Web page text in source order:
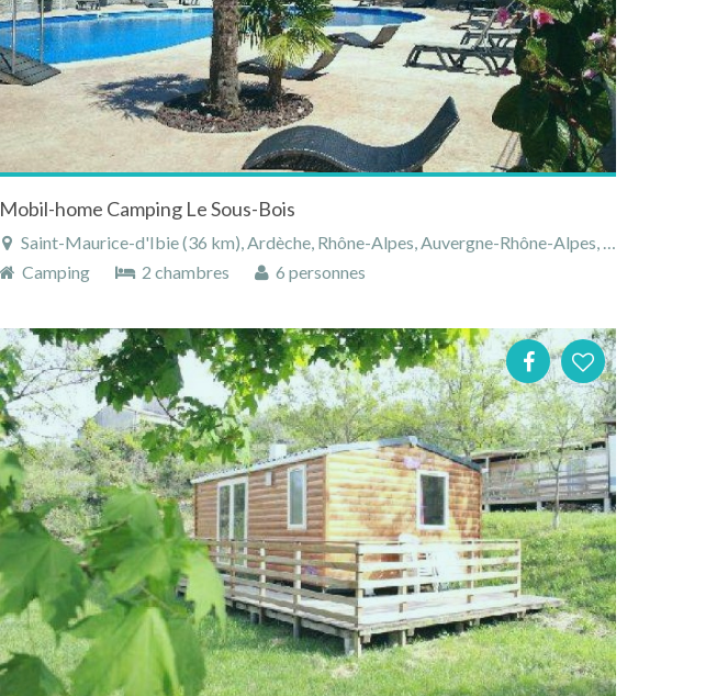
Mobil-home Camping Le Sous-Bois
Saint-Maurice-d'Ibie (36 km), Ardèche, Rhône-Alpes, Auvergne-Rhône-Alpes, France
Camping
2 chambres 6 personnes